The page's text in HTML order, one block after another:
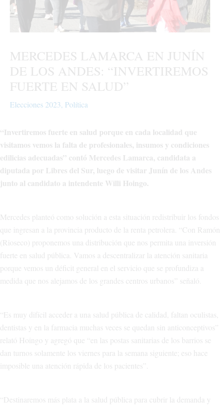
MERCEDES LAMARCA EN JUNÍN
DE LOS ANDES: “INVERTIREMOS
FUERTE EN SALUD”
Elecciones 2023, Política
“Invertiremos fuerte en salud porque en cada localidad que
visitamos vemos la falta de profesionales, insumos y condiciones
edilicias adecuadas” contó Mercedes Lamarca, candidata a
diputada por Libres del Sur, luego de visitar Junín de los Andes
junto al candidato a intendente Willi Hoingo.
Mercedes planteó como solución a esta situación redistribuir los fondos
que ingresan a la provincia producto de la renta petrolera. “Con Ramón
(Rioseco) proponemos una distribución que nos permita una inversión
fuerte en salud pública. Vamos a descentralizar la atención sanitaria
porque vemos un déficit general en el servicio que se profundiza a
medida que nos alejamos de los grandes centros urbanos” señaló.
“Es muy difícil acceder a una salud pública de calidad, faltan oculistas,
dentistas y en la farmacia muchas veces se quedan sin anticonceptivos”
relató Hoingo y agregó que “en las postas sanitarias de los barrios se
dan turnos solamente los viernes para la semana siguiente; eso hace
imposible una atención rápida de los pacientes”.
“Destinaremos más plata a la salud pública para cubrir la demanda y